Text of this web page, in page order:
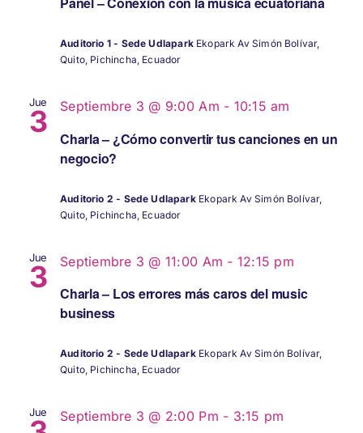
Auditorio 1 - Sede Udlapark Ekopark Av Simón Bolívar,
Quito, Pichincha, Ecuador
Jue
3
Charla – ¿Cómo convertir tus canciones en un
negocio?
Septiembre 3 @ 9:00 Am - 10:15 am
Auditorio 2 - Sede Udlapark Ekopark Av Simón Bolívar,
Quito, Pichincha, Ecuador
Jue
3
Charla – Los errores más caros del music
business
Septiembre 3 @ 11:00 Am - 12:15 pm
Auditorio 2 - Sede Udlapark Ekopark Av Simón Bolívar,
Quito, Pichincha, Ecuador
Jue Septiembre 3 @ 2:00 Pm - 3:15 pm